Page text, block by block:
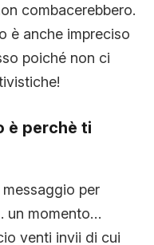
combacerebbero.
è anche impreciso
poiché non ci
è perchè ti
per
un momento…
venti invii di cui